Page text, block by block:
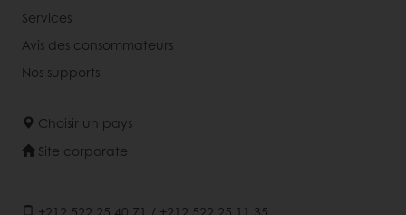
Services
Avis des consommateurs
Nos supports
Choisir un pays
Site corporate
+212 522 25 40 71 / +212 522 25 11 35